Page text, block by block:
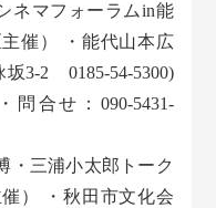
ネマフォーラムin能
催） ・能代山本広
3-2 0185-54-5300)
問合せ：090-5431-
・三浦小太郎トーク
） ・秋田市文化会